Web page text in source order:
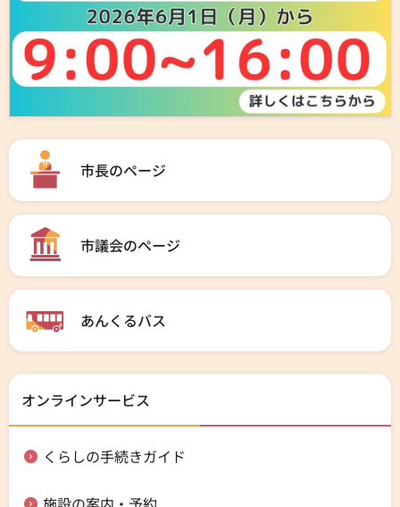
市長のページ
市議会のページ
あんくるバス
オンラインサービス
くらしの手続きガイド